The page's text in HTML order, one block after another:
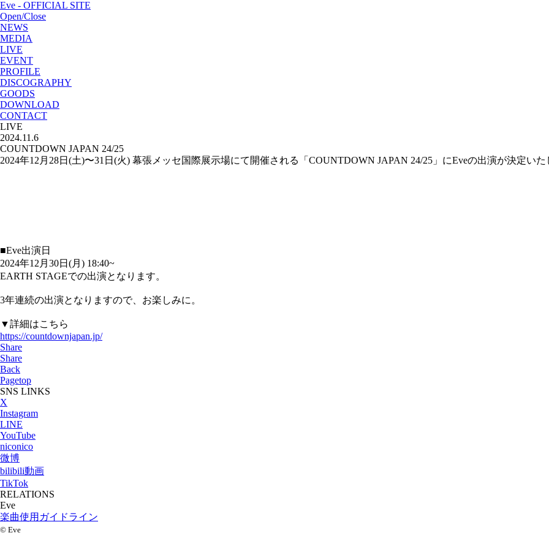
Eve - OFFICIAL SITE
Open/Close
NEWS
MEDIA
LIVE
EVENT
PROFILE
DISCOGRAPHY
GOODS
DOWNLOAD
CONTACT
LIVE
2024.11.6
COUNTDOWN JAPAN 24/25
2024年12月28日(土)〜31日(火) 幕張メッセ国際展示場にて開催される「COUNTDOWN JAPAN 24/25」にEveの出演が決定いた
■Eve出演日
2024年12月30日(月) 18:40~
EARTH STAGEでの出演となります。
3年連続の出演となりますので、お楽しみに。
▼詳細はこちら
https://countdownjapan.jp/
Share
Share
Back
Pagetop
SNS LINKS
X
Instagram
LINE
YouTube
niconico
微博
bilibili動画
TikTok
RELATIONS
Eve
楽曲使用ガイドライン
© Eve